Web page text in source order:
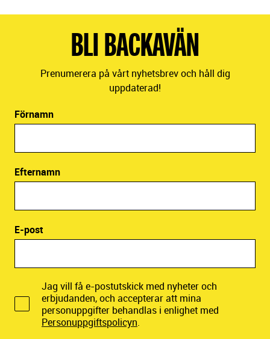
BLI BACKAVÄN
Prenumerera på vårt nyhetsbrev och håll dig
uppdaterad!
Förnamn
Efternamn
E-post
Jag vill få e-postutskick med nyheter och
erbjudanden, och accepterar att mina
personuppgifter behandlas i enlighet med
Personuppgiftspolicyn.